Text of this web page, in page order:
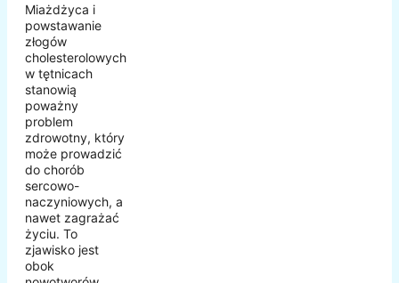
Miażdżyca i
powstawanie
złogów
cholesterolowych
w tętnicach
stanowią
poważny
problem
zdrowotny, który
może prowadzić
do chorób
sercowo-
naczyniowych, a
nawet zagrażać
życiu. To
zjawisko jest
obok